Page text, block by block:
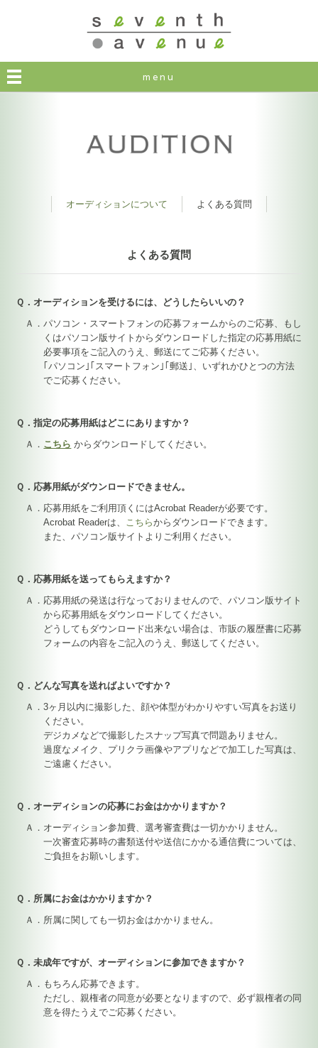
menu
オーディションについて よくある質問
よくある質問
Ｑ．オーディションを受けるには、どうしたらいいの？
Ａ．パソコン・スマートフォンの応募フォームからのご応募、もし
くはパソコン版サイトからダウンロードした指定の応募用紙に
必要事項をご記入のうえ、郵送にてご応募ください。
｢パソコン｣｢スマートフォン｣｢郵送｣、いずれかひとつの方法
でご応募ください。
Ｑ．指定の応募用紙はどこにありますか？
Ａ． こちら からダウンロードしてください。
Ｑ．応募用紙がダウンロードできません。
Ａ．応募用紙をご利用頂くにはAcrobat Readerが必要です。
Acrobat Readerは、
こちらからダウンロードできます。
また、パソコン版サイトよりご利用ください。
Ｑ．応募用紙を送ってもらえますか？
Ａ．応募用紙の発送は行なっておりませんので、パソコン版サイト
から応募用紙をダウンロードしてください。
どうしてもダウンロード出来ない場合は、市販の履歴書に応募
フォームの内容をご記入のうえ、郵送してください。
Ｑ．どんな写真を送ればよいですか？
Ａ．3ヶ月以内に撮影した、顔や体型がわかりやすい写真をお送り
ください。
デジカメなどで撮影したスナップ写真で問題ありません。
過度なメイク、プリクラ画像やアプリなどで加工した写真は、
ご遠慮ください。
Ｑ．オーディションの応募にお金はかかりますか？
Ａ．オーディション参加費、選考審査費は一切かかりません。
一次審査応募時の書類送付や送信にかかる通信費については、
ご負担をお願いします。
Ｑ．所属にお金はかかりますか？
Ａ．所属に関しても一切お金はかかりません。
Ｑ．未成年ですが、オーディションに参加できますか？
Ａ．もちろん応募できます。
ただし、親権者の同意が必要となりますので、必ず親権者の同
意を得たうえでご応募ください。